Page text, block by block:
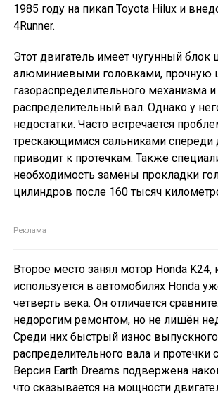
1985 году на пикап Toyota Hilux и
4Runner.
Этот двигатель имеет чугунный блок
алюминиевыми головками, прочную
газораспределительного механизма
распределительный вал. Однако у
недостатки. Часто встречается
трескающимися сальниками спереди
приводит к протечкам. Также
необходимость замены прокладки
цилиндров после 160 тысяч
Второе место занял мотор Honda K24,
используется в автомобилях Honda
четверть века. Он отличается
недорогим ремонтом, но не лишён
Среди них быстрый износ выпускного
распределительного вала и протечки
Версия Earth Dreams подвержена
что сказывается на мощности